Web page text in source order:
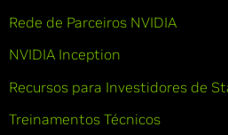
Rede de Parceiros NVIDIA
NVIDIA Inception
Recursos para Investidores de
Treinamentos Técnicos